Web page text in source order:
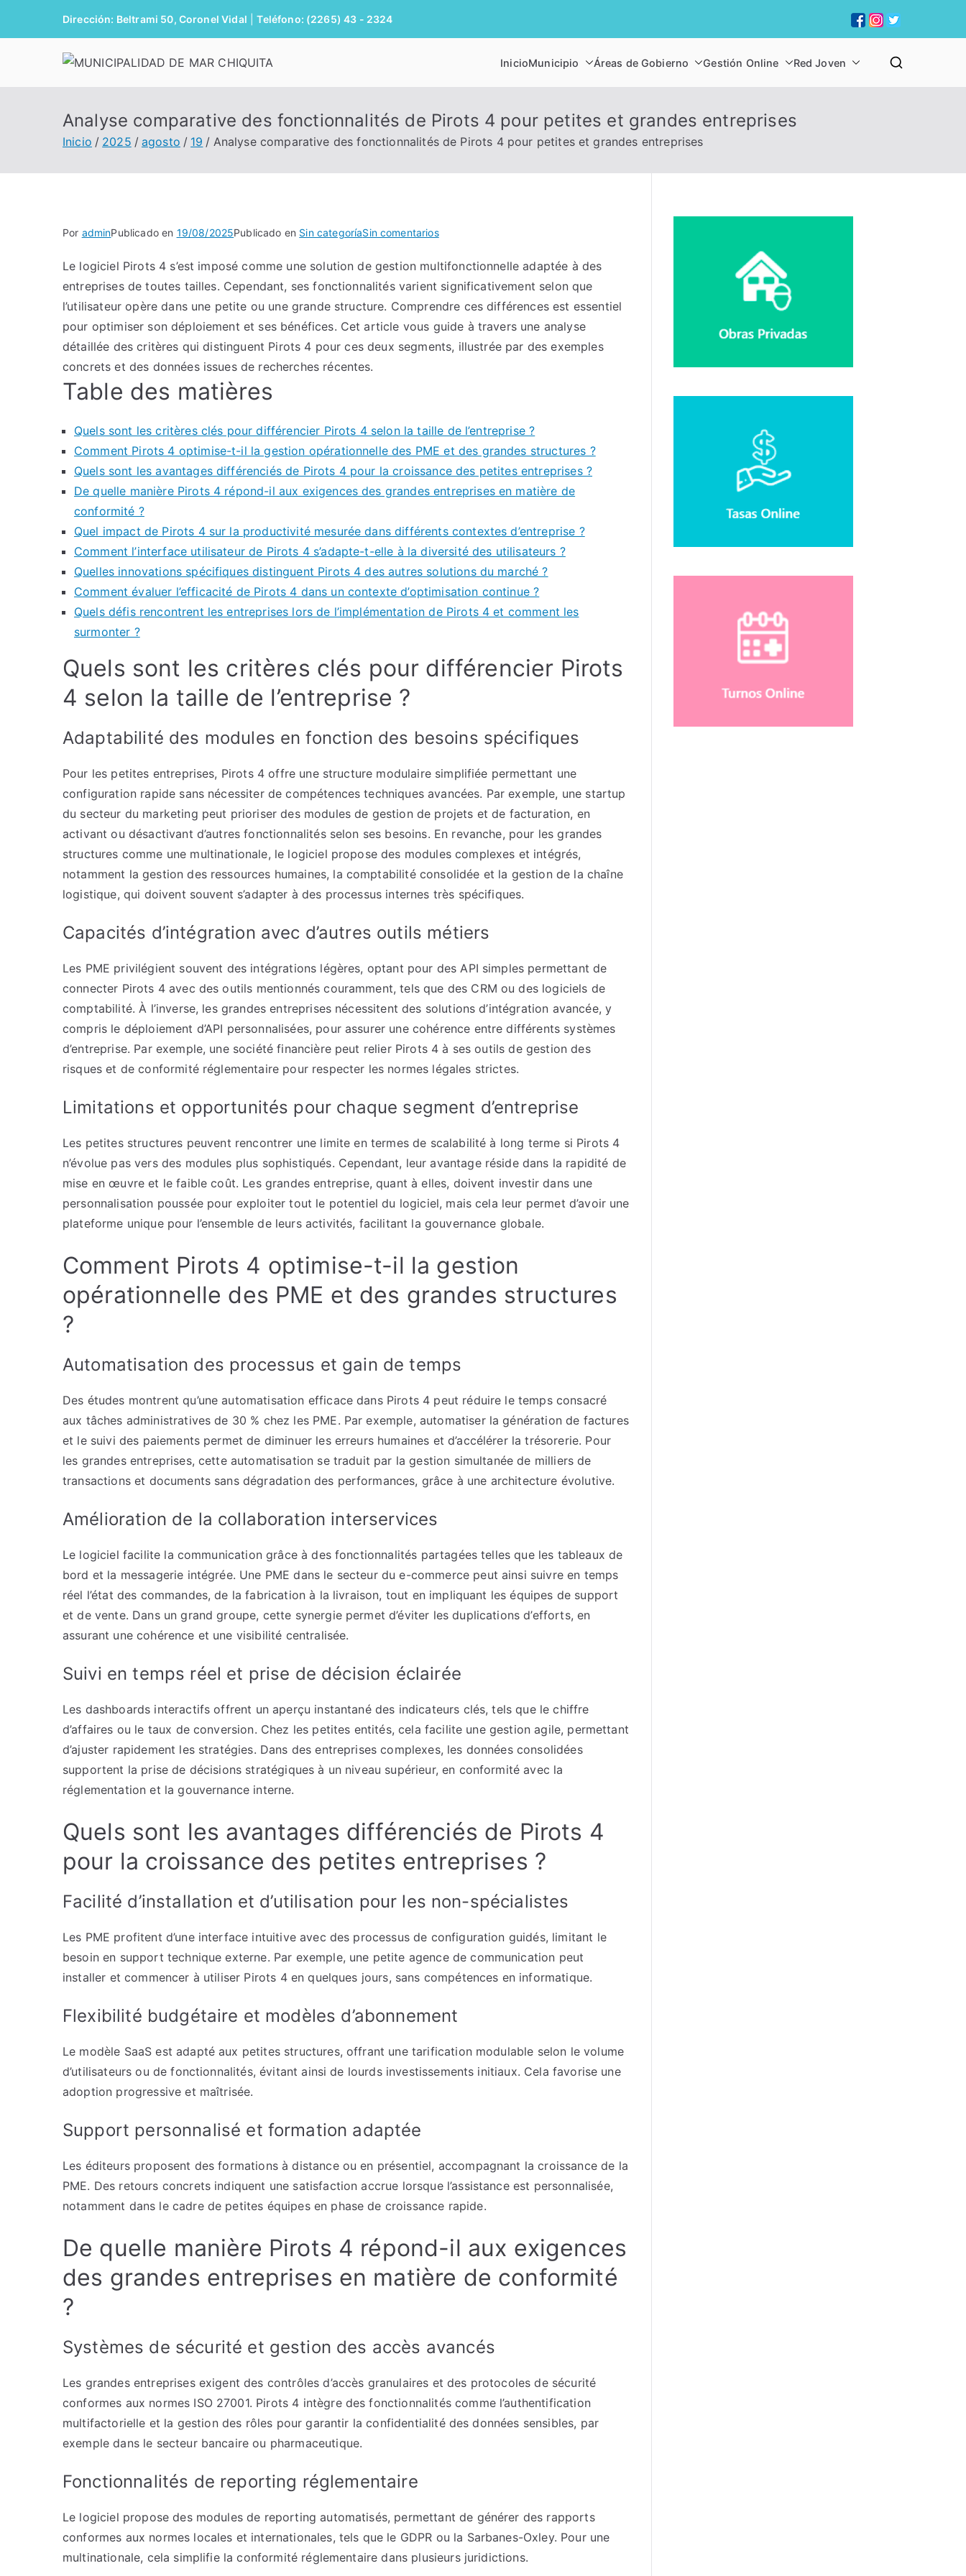
Dirección: Beltrami 50, Coronel Vidal |Teléfono: (2265) 43 - 2324
MUNICIPALIDAD DE MAR CHIQUITA
InicioMunicipio Áreas de Gobierno Gestión Online Red Joven
Analyse comparative des fonctionnalités de Pirots 4 pour petites et grandes entreprises
Inicio 2025 agosto 19 Analyse comparative des fonctionnalités de Pirots 4 pour petites et grandes entreprises
Por adminPublicado en 19/08/2025Publicado en Sin categoríaSin comentariosen
comparative
des
fonctionnalités
de
Pirots
grandes
entreprises
Le logiciel Pirots 4 s’est imposé comme une solution de gestion multifonctionnelle adaptée à des
entreprises de toutes tailles. Cependant, ses fonctionnalités varient significativement selon que
l’utilisateur opère dans une petite ou une grande structure. Comprendre ces différences est essentiel
pour optimiser son déploiement et ses bénéfices. Cet article vous guide à travers une analyse
détaillée des critères qui distinguent Pirots 4 pour ces deux segments, illustrée par des exemples
concrets et des données issues de recherches récentes.
Table des matières
Quels sont les critères clés pour différencier Pirots 4 selon la taille de l’entreprise ?
Comment Pirots 4 optimise-t-il la gestion opérationnelle des PME et des grandes structures ?
Quels sont les avantages différenciés de Pirots 4 pour la croissance des petites entreprises ?
De quelle manière Pirots 4 répond-il aux exigences des grandes entreprises en matière de
conformité ?
Quel impact de Pirots 4 sur la productivité mesurée dans différents contextes d’entreprise ?
Comment l’interface utilisateur de Pirots 4 s’adapte-t-elle à la diversité des utilisateurs ?
Quelles innovations spécifiques distinguent Pirots 4 des autres solutions du marché ?
Comment évaluer l’efficacité de Pirots 4 dans un contexte d’optimisation continue ?
Quels défis rencontrent les entreprises lors de l’implémentation de Pirots 4 et comment les
surmonter ?
Quels sont les critères clés pour différencier Pirots
4 selon la taille de l’entreprise ?
Adaptabilité des modules en fonction des besoins spécifiques
Pour les petites entreprises, Pirots 4 offre une structure modulaire simplifiée permettant une
configuration rapide sans nécessiter de compétences techniques avancées. Par exemple, une startup
du secteur du marketing peut prioriser des modules de gestion de projets et de facturation, en
activant ou désactivant d’autres fonctionnalités selon ses besoins. En revanche, pour les grandes
structures comme une multinationale, le logiciel propose des modules complexes et intégrés,
notamment la gestion des ressources humaines, la comptabilité consolidée et la gestion de la chaîne
logistique, qui doivent souvent s’adapter à des processus internes très spécifiques.
Capacités d’intégration avec d’autres outils métiers
Les PME privilégient souvent des intégrations légères, optant pour des API simples permettant de
connecter Pirots 4 avec des outils mentionnés couramment, tels que des CRM ou des logiciels de
comptabilité. À l’inverse, les grandes entreprises nécessitent des solutions d’intégration avancée, y
compris le déploiement d’API personnalisées, pour assurer une cohérence entre différents systèmes
d’entreprise. Par exemple, une société financière peut relier Pirots 4 à ses outils de gestion des
risques et de conformité réglementaire pour respecter les normes légales strictes.
Limitations et opportunités pour chaque segment d’entreprise
Les petites structures peuvent rencontrer une limite en termes de scalabilité à long terme si Pirots 4
n’évolue pas vers des modules plus sophistiqués. Cependant, leur avantage réside dans la rapidité de
mise en œuvre et le faible coût. Les grandes entreprise, quant à elles, doivent investir dans une
personnalisation poussée pour exploiter tout le potentiel du logiciel, mais cela leur permet d’avoir une
plateforme unique pour l’ensemble de leurs activités, facilitant la gouvernance globale.
Comment Pirots 4 optimise-t-il la gestion
opérationnelle des PME et des grandes structures
?
Automatisation des processus et gain de temps
Des études montrent qu’une automatisation efficace dans Pirots 4 peut réduire le temps consacré
aux tâches administratives de 30 % chez les PME. Par exemple, automatiser la génération de factures
et le suivi des paiements permet de diminuer les erreurs humaines et d’accélérer la trésorerie. Pour
les grandes entreprises, cette automatisation se traduit par la gestion simultanée de milliers de
transactions et documents sans dégradation des performances, grâce à une architecture évolutive.
Amélioration de la collaboration interservices
Le logiciel facilite la communication grâce à des fonctionnalités partagées telles que les tableaux de
bord et la messagerie intégrée. Une PME dans le secteur du e-commerce peut ainsi suivre en temps
réel l’état des commandes, de la fabrication à la livraison, tout en impliquant les équipes de support
et de vente. Dans un grand groupe, cette synergie permet d’éviter les duplications d’efforts, en
assurant une cohérence et une visibilité centralisée.
Suivi en temps réel et prise de décision éclairée
Les dashboards interactifs offrent un aperçu instantané des indicateurs clés, tels que le chiffre
d’affaires ou le taux de conversion. Chez les petites entités, cela facilite une gestion agile, permettant
d’ajuster rapidement les stratégies. Dans des entreprises complexes, les données consolidées
supportent la prise de décisions stratégiques à un niveau supérieur, en conformité avec la
réglementation et la gouvernance interne.
Quels sont les avantages différenciés de Pirots 4
pour la croissance des petites entreprises ?
Facilité d’installation et d’utilisation pour les non-spécialistes
Les PME profitent d’une interface intuitive avec des processus de configuration guidés, limitant le
besoin en support technique externe. Par exemple, une petite agence de communication peut
installer et commencer à utiliser Pirots 4 en quelques jours, sans compétences en informatique.
Flexibilité budgétaire et modèles d’abonnement
Le modèle SaaS est adapté aux petites structures, offrant une tarification modulable selon le volume
d’utilisateurs ou de fonctionnalités, évitant ainsi de lourds investissements initiaux. Cela favorise une
adoption progressive et maîtrisée.
Support personnalisé et formation adaptée
Les éditeurs proposent des formations à distance ou en présentiel, accompagnant la croissance de la
PME. Des retours concrets indiquent une satisfaction accrue lorsque l’assistance est personnalisée,
notamment dans le cadre de petites équipes en phase de croissance rapide.
De quelle manière Pirots 4 répond-il aux exigences
des grandes entreprises en matière de conformité
?
Systèmes de sécurité et gestion des accès avancés
Les grandes entreprises exigent des contrôles d’accès granulaires et des protocoles de sécurité
conformes aux normes ISO 27001. Pirots 4 intègre des fonctionnalités comme l’authentification
multifactorielle et la gestion des rôles pour garantir la confidentialité des données sensibles, par
exemple dans le secteur bancaire ou pharmaceutique.
Fonctionnalités de reporting réglementaire
Le logiciel propose des modules de reporting automatisés, permettant de générer des rapports
conformes aux normes locales et internationales, tels que le GDPR ou la Sarbanes-Oxley. Pour une
multinationale, cela simplifie la conformité réglementaire dans plusieurs juridictions.